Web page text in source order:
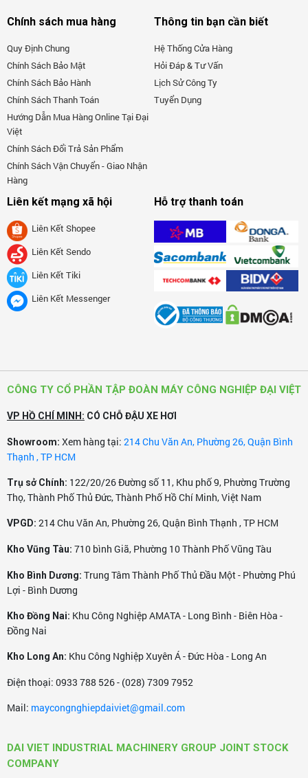
Chính sách mua hàng
Quy Định Chung
Chính Sách Bảo Mật
Chính Sách Bảo Hành
Chính Sách Thanh Toán
Hướng Dẫn Mua Hàng Online Tại Đại
Việt
Chính Sách Đổi Trả Sản Phẩm
Chính Sách Vận Chuyển - Giao Nhận
Hàng
Thông tin bạn cần biết
Hệ Thống Cửa Hàng
Hỏi Đáp & Tư Vấn
Lịch Sử Công Ty
Tuyển Dụng
Liên kết mạng xã hội
Liên Kết Shopee
Liên Kết Sendo
Liên Kết Tiki
Liên Kết Messenger
Hỗ trợ thanh toán
CÔNG TY CỔ PHẦN TẬP ĐOÀN MÁY CÔNG NGHIỆP ĐẠI VIỆT
VP HỒ CHÍ MINH: CÓ CHỖ ĐẬU XE HƠI
Showroom: Xem hàng tại: 214 Chu Văn An, Phường 26, Quận Bình
Thạnh , TP HCM
Trụ sở Chính: 122/20/26 Đường số 11, Khu phố 9, Phường Trường
Thọ, Thành Phố Thủ Đức, Thành Phố Hồ Chí Minh, Việt Nam
VPGD: 214 Chu Văn An, Phường 26, Quận Bình Thạnh , TP HCM
Kho Vũng Tàu: 710 bình Giã, Phường 10 Thành Phố Vũng Tàu
Kho Bình Dương: Trung Tâm Thành Phố Thủ Đầu Một - Phường Phú
Lợi - Bình Dương
Kho Đồng Nai: Khu Công Nghiệp AMATA - Long Bình - Biên Hòa -
Đồng Nai
Kho Long An: Khu Công Nghiệp Xuyên Á - Đức Hòa - Long An
Điện thoại: 0933 788 526 - (028) 7309 7952
Mail: maycongnghiepdaiviet@gmail.com
DAI VIET INDUSTRIAL MACHINERY GROUP JOINT STOCK
COMPANY